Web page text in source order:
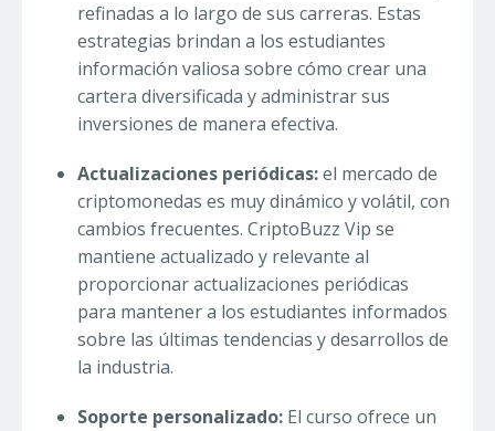
refinadas a lo largo de sus carreras. Estas
estrategias brindan a los estudiantes
información valiosa sobre cómo crear una
cartera diversificada y administrar sus
inversiones de manera efectiva.
Actualizaciones periódicas:el mercado de
criptomonedas es muy dinámico y volátil, con
cambios frecuentes. CriptoBuzz Vip se
mantiene actualizado y relevante al
proporcionar actualizaciones periódicas
para mantener a los estudiantes informados
sobre las últimas tendencias y desarrollos de
la industria.
Soporte personalizado: El curso ofrece un